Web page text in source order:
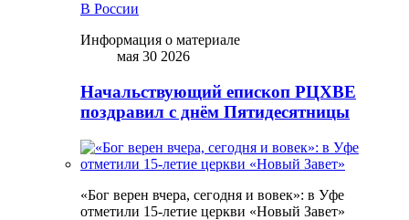
В России
Информация о материале
мая 30 2026
Начальствующий епископ РЦХВЕ
поздравил с днём Пятидесятницы
«Бог верен вчера, сегодня и вовек»: в Уфе
отметили 15-летие церкви «Новый Завет»